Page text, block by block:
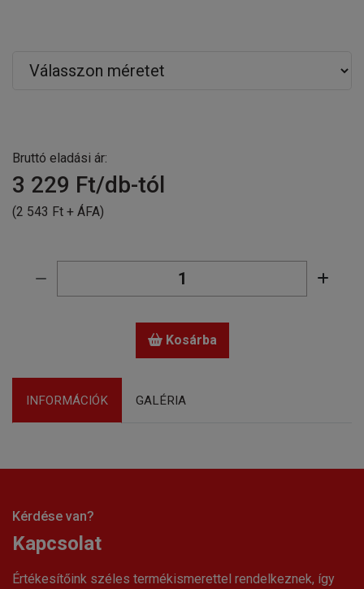
Bruttó eladási ár:
3 229 Ft/db-tól
(2 543 Ft + ÁFA)
Kosárba
INFORMÁCIÓK GALÉRIA
Kérdése van?
Kapcsolat
Értékesítőink széles termékismerettel rendelkeznek, így